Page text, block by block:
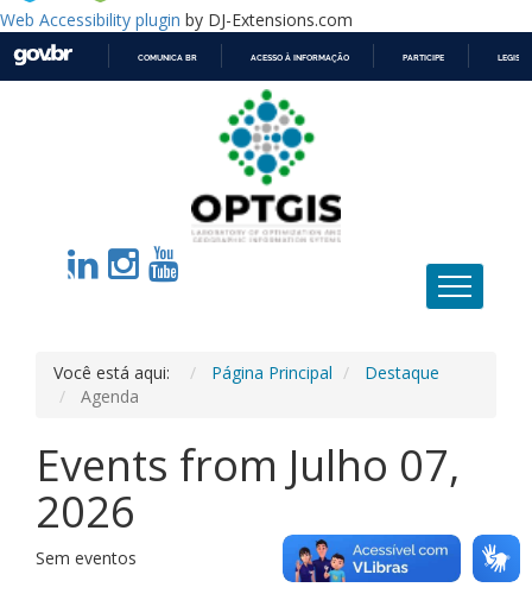
Web Accessibility plugin by DJ-Extensions.com
IR
PARA
O
CONTEÚDO
COMUNICA BR ACESSO À INFORMAÇÃO PARTICIPE
Você está aqui: Página Principal
Destaque
Agenda
Events from Julho 07,
2026
Sem eventos